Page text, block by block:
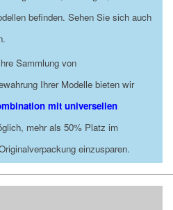
befinden. Sehen Sie sich auch
Sammlung von
Ihrer Modelle bieten wir
mit universellen
mehr als 50% Platz im
einzusparen.